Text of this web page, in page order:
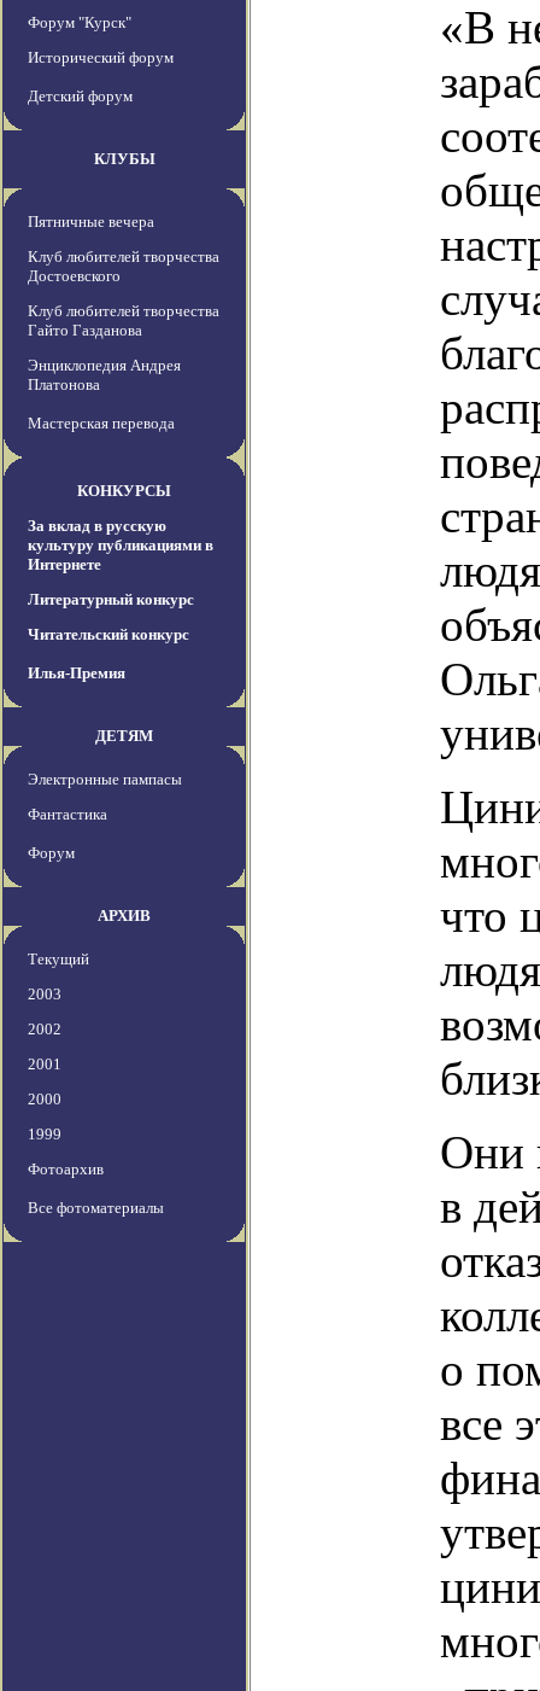
Форум "Курск"
Исторический форум
Детский форум
КЛУБЫ
Пятничные вечера
Клуб любителей творчества
Достоевского
Клуб любителей творчества
Гайто Газданова
Энциклопедия Андрея
Платонова
Мастерская перевода
КОНКУРСЫ
За вклад в русскую
культуру публикациями в
Интернете
Литературный конкурс
Читательский конкурс
Илья-Премия
ДЕТЯМ
Электронные пампасы
Фантастика
Форум
АРХИВ
Текущий
2003
2002
2001
2000
1999
Фотоархив
Все фотоматериалы
«В
что
Они
в
о
все